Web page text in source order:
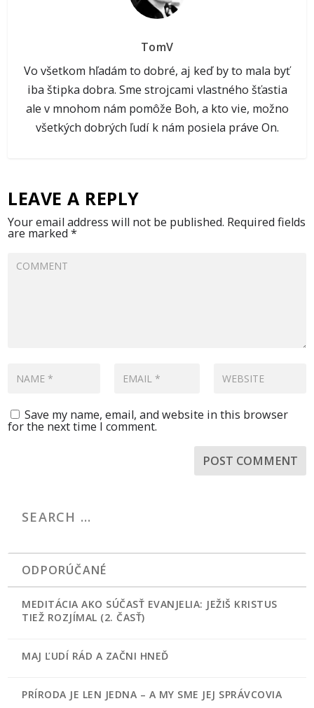
TomV
Vo všetkom hľadám to dobré, aj keď by to mala byť
iba štipka dobra. Sme strojcami vlastného šťastia
ale v mnohom nám pomôže Boh, a kto vie, možno
všetkých dobrých ľudí k nám posiela práve On.
LEAVE A REPLY
Your email address will not be published. Required fields
are marked*
Save my name, email, and website in this browser
for the next time I comment.
ODPORÚČANÉ
MEDITÁCIA AKO SÚČASŤ EVANJELIA: JEŽIŠ KRISTUS
TIEŽ ROZJÍMAL (2. ČASŤ)
MAJ ĽUDÍ RÁD A ZAČNI HNEĎ
PRÍRODA JE LEN JEDNA – A MY SME JEJ SPRÁVCOVIA